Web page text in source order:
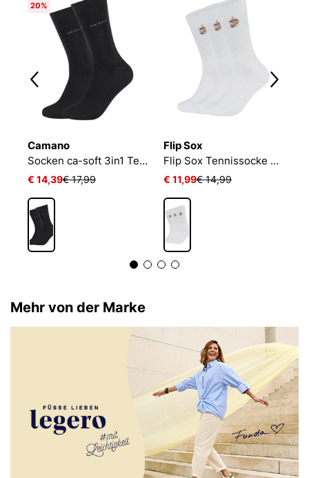
20%
Camano
Socken ca-soft 3in1 Tencel Wolle Bambus
€ 14,39€ 17,99
Flip Sox
Flip Sox Tennissocke mit Motiv Flip Sox Tennissocke mit Motiv
€ 11,99€ 14,99
Mehr von der Marke